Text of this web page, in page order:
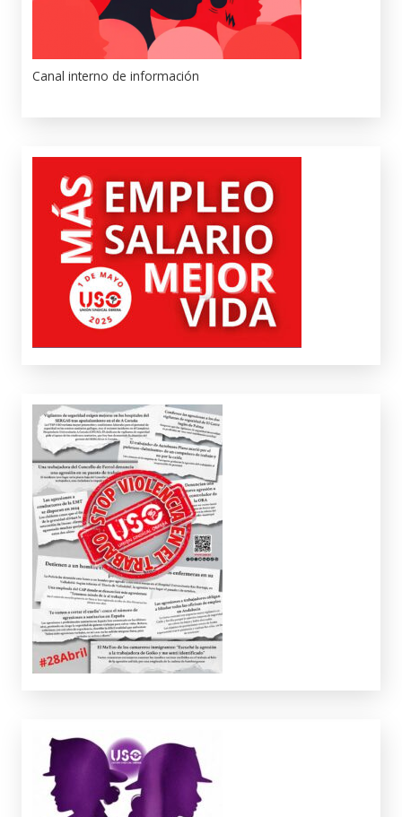
Canal interno de información